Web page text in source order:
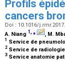
Profils
cancers
Doi : 10.1016/
A. Niang 1,⁎ , M.
1 Service de
2 Service de
3 Service anatomie